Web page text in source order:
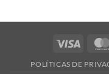
Visa
POLÍTICAS DE